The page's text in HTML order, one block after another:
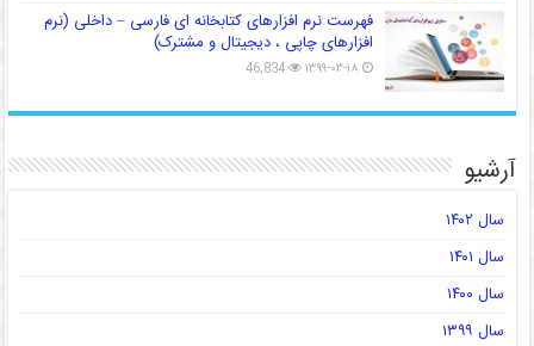
فهرست نرم افزارهای کتابخانه ای فارسی – داخلی (نرم
افزارهای چاپی ، دیجیتال و مشترک)
۱۳۹۹-۰۳-۱۸ 46,834
آرشیو
سال ۱۴۰۲
سال ۱۴۰۱
سال ۱۴۰۰
سال ۱۳۹۹